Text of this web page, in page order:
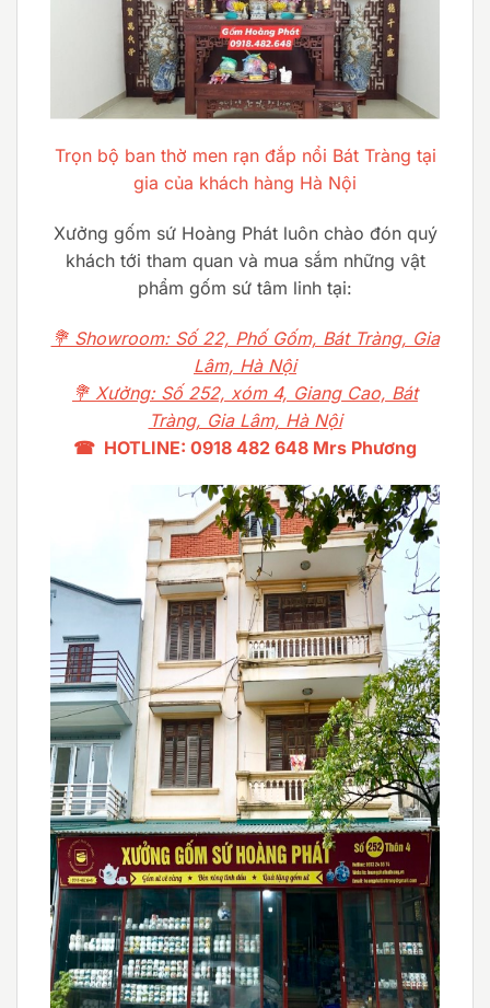
Trọn bộ ban thờ men rạn đắp nổi Bát Tràng tại
gia của khách hàng Hà Nội
Xưởng gốm sứ Hoàng Phát luôn chào đón quý
khách tới tham quan và mua sắm những vật
phẩm gốm sứ tâm linh tại:
💐 Showroom: Số 22, Phố Gốm, Bát Tràng, Gia
Lâm, Hà Nội
💐 Xưởng: Số 252, xóm 4, Giang Cao, Bát
Tràng, Gia Lâm, Hà Nội
☎ HOTLINE: 0918 482 648 Mrs Phương